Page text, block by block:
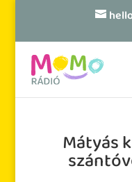
Mátyás